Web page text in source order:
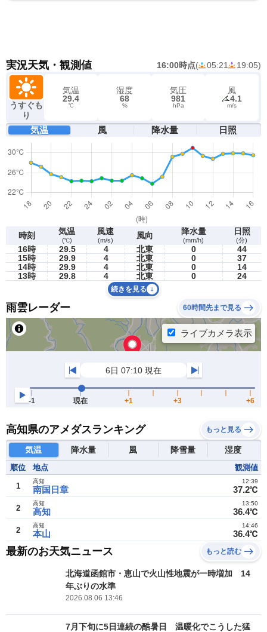
実況天気・観測値 16:00時点( 05:21 19:05)
うすぐも
り
気温
29.4
℃
湿度
68
%
気圧
981
hPa
風
4.1
m/s
気温 風 降水量 日照
時刻 気温
(℃)
風速
(m/s) 風向 降水量
(mm/h)
日照
(分)
16時 29.5 4 北東 0
44
15時
29.9 4 北東 0
37
14時
29.9 4 北東 0
14
13時
29.8 4 北東 0 24
続きを見る
雨雲レーダー 60時間先まで見る
高知県のアメダスランキング もっと見る
気温 降水量 風 降雪量 湿度
順位 地点 観測値
1 南国日章
高知
37.2℃
12:39
2 高知
高知
36.4℃
13:50
2 本山
高知
36.4℃
14:46
最新のお天気ニュース もっと読む
北海道函館市・恵山で火山性地震が一時増加 14
年ぶりの水準
2026.08.06 13:46
7月下旬に5日連続の酷暑日 温暖化でこうした猛